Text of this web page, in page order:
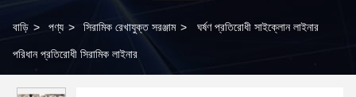
বাড়ি > পণ্য > সিরামিক রেখাযুক্ত সরঞ্জাম > ঘর্ষণ প্রতিরোধী সাইক্লোন লাইনার
পরিধান প্রতিরোধী সিরামিক লাইনার